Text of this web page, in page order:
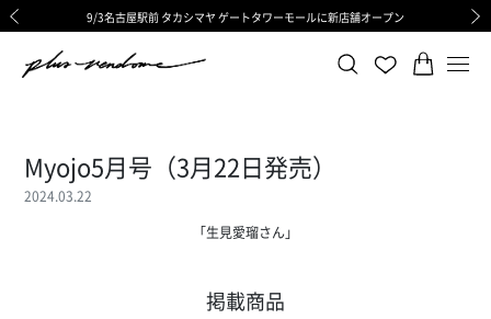
ギフトサービス 一部リニューアルと価格変更のお知らせ
令和8年熊本地震の影響による荷物のお届けについて
9/3名古屋駅前 タカシマヤ ゲートタワーモールに新店舗オープン
8/6渋谷ヒカリエ内ShinQs店 待望のリアル店舗オープン
ギフトサービス 一部リニューアルと価格変更のお知らせ
令和8年熊本地震の影響による荷物のお届けについて
Myojo5月号（3月22日発売）
2024.03.22
「生見愛瑠さん」
掲載商品